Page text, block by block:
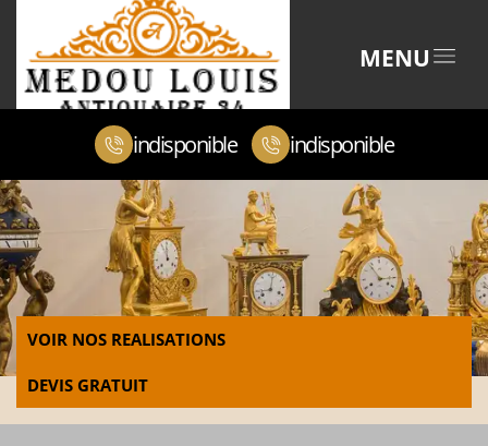
MENU
indisponible indisponible
VOIR NOS REALISATIONS
DEVIS GRATUIT